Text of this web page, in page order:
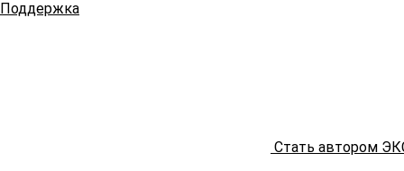
Поддержка
Стать автором